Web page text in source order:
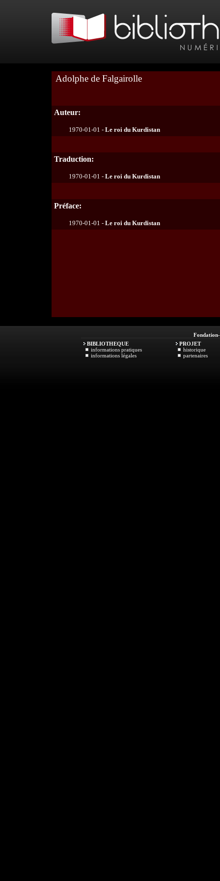
Adolphe de Falgairolle
Auteur:
1970-01-01 - Le roi du Kurdistan
Traduction:
1970-01-01 - Le roi du Kurdistan
Préface:
1970-01-01 - Le roi du Kurdistan
Fondation
BIBLIOTHEQUE
informations pratiques
informations légales
PROJET
historique
partenaires